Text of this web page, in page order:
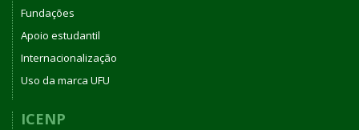
Fundações
Apoio estudantil
Internacionalização
Uso da marca UFU
ICENP